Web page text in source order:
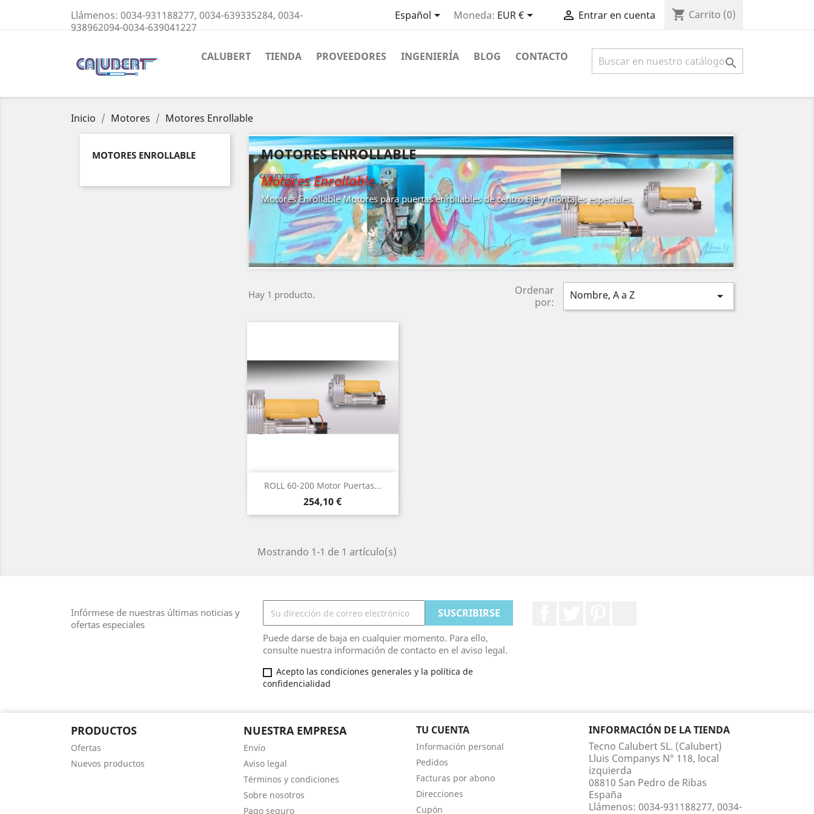
Llámenos: 0034-931188277, 0034-639335284, 0034-
938962094-0034-639041227
Español Moneda: EUR €  Entrar en cuenta shopping_cart Carrito (0)
CALUBERT TIENDA PROVEEDORES INGENIERÍA BLOG CONTACTO 
Inicio Motores Motores Enrollable
MOTORES ENROLLABLE
MOTORES ENROLLABLE
Motores Enrollable
Motores Enrollable Motores para puertas enrollables de centro EJE y montajes especiales.
Hay 1 producto.
Ordenar
por:
Nombre, A a Z 
ROLL 60-200 Motor Puertas...
Precio
254,10 €
Vista rápida
Mostrando 1-1 de 1 artículo(s)
Infórmese de nuestras últimas noticias y
ofertas especiales
Puede darse de baja en cualquier momento. Para ello,
consulte nuestra información de contacto en el aviso legal.
Acepto las condiciones generales y la política de
confidencialidad
PRODUCTOS
Ofertas
Nuevos productos
NUESTRA EMPRESA
Envío
Aviso legal
Términos y condiciones
Sobre nosotros
Pago seguro
TU CUENTA
Información personal
Pedidos
Facturas por abono
Direcciones
Cupón
INFORMACIÓN DE LA TIENDA
Tecno Calubert SL. (Calubert)
Lluis Companys N° 118, local
izquierda
08810 San Pedro de Ribas
España
Llámenos: 0034-931188277, 0034-